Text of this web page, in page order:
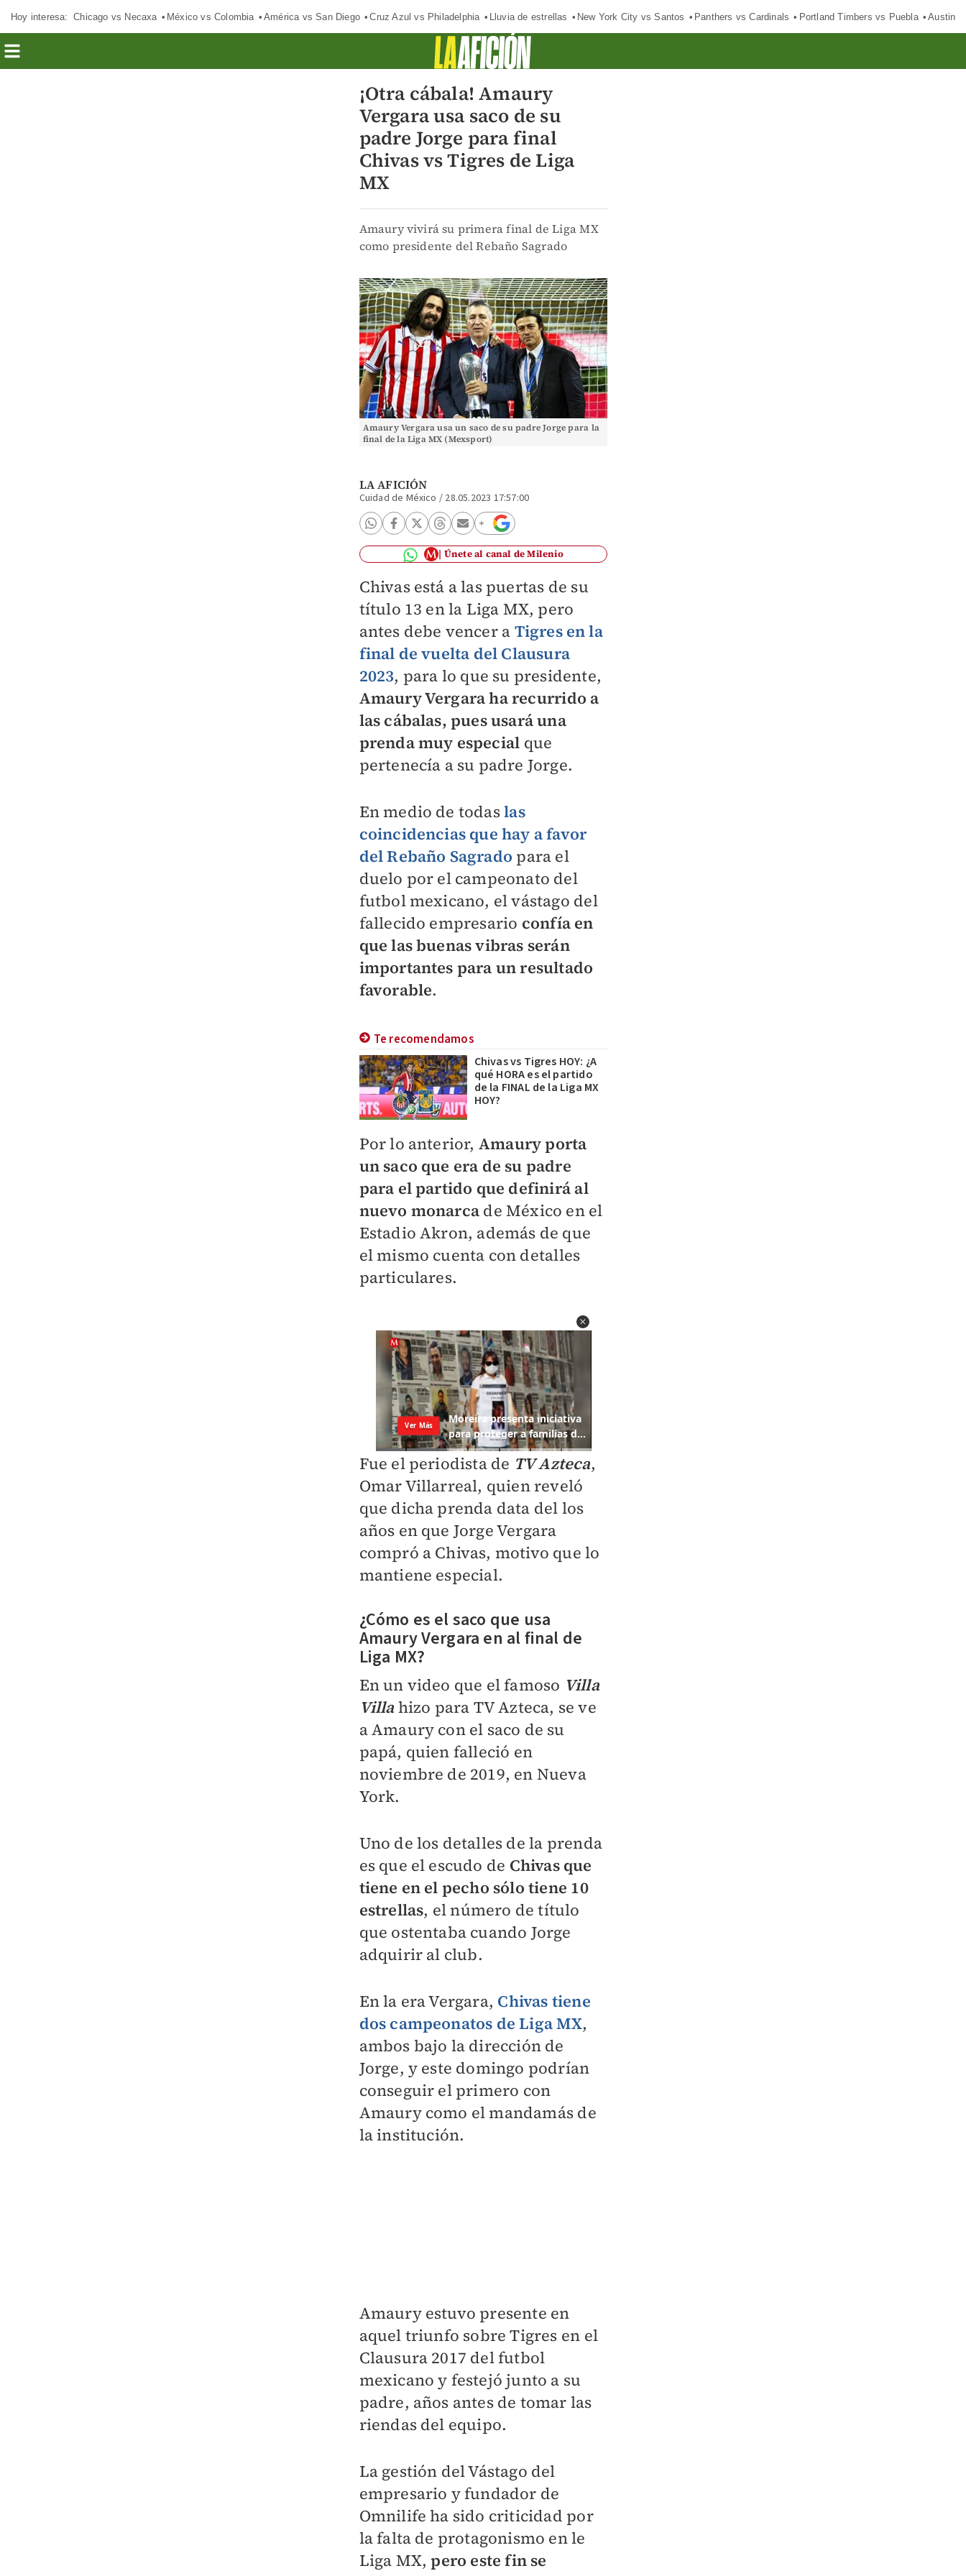
Hoy interesa: Chicago vs Necaxa México vs Colombia América vs San Diego Cruz Azul vs Philadelphia Lluvia de estrellas New York City vs Santos Panthers vs Cardinals Portland Timbers vs Puebla Austin
¡Otra cábala! Amaury
Vergara usa saco de su
padre Jorge para final
Chivas vs Tigres de Liga
MX
Amaury vivirá su primera final de Liga MX
como presidente del Rebaño Sagrado
Amaury Vergara usa un saco de su padre Jorge para la
final de la Liga MX (Mexsport)
LA AFICIÓN
Cuidad de México / 28.05.2023 17:57:00
Únete al canal de Milenio
Chivas está a las puertas de su
título 13 en la Liga MX, pero
antes debe vencer a Tigres en la
final de vuelta del Clausura
2023, para lo que su presidente,
Amaury Vergara ha recurrido a
las cábalas, pues usará una
prenda muy especial que
pertenecía a su padre Jorge.
En medio de todaslas
coincidencias que hay a favor
del Rebaño Sagrado para el
duelo por el campeonato del
futbol mexicano, el vástago del
fallecido empresario confía en
que las buenas vibras serán
importantes para un resultado
favorable.
Te recomendamos
Chivas vs Tigres HOY: ¿A
qué HORA es el partido
de la FINAL de la Liga MX
HOY?
​Por lo anterior, Amaury porta
un saco que era de su padre
para el partido que definirá al
nuevo monarca de México en el
Estadio Akron, además de que
el mismo cuenta con detalles
particulares.
Fue el periodista de TV Azteca,
Omar Villarreal, quien reveló
que dicha prenda data del los
años en que Jorge Vergara
compró a Chivas, motivo que lo
mantiene especial.
¿Cómo es el saco que usa
Amaury Vergara en al final de
Liga MX?
En un video que el famoso Villa
Villahizo para TV Azteca, se ve
a Amaury con el saco de su
papá, quien falleció en
noviembre de 2019, en Nueva
York.
Uno de los detalles de la prenda
es que el escudo de Chivas que
tiene en el pecho sólo tiene 10
estrellas, el número de título
que ostentaba cuando Jorge
adquirir al club.
En la era Vergara, Chivas tiene
dos campeonatos de Liga MX,
ambos bajo la dirección de
Jorge, y este domingo podrían
conseguir el primero con
Amaury como el mandamás de
la institución.
Amaury estuvo presente en
aquel triunfo sobre Tigres en el
Clausura 2017 del futbol
mexicano y festejó junto a su
padre, años antes de tomar las
riendas del equipo.
La gestión del Vástago del
empresario y fundador de
Omnilife ha sido criticidad por
la falta de protagonismo en le
Liga MX,pero este fin se